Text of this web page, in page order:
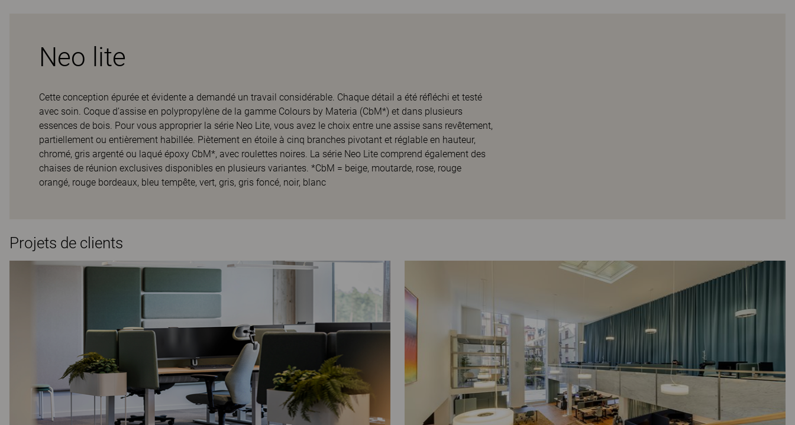
Neo lite
Cette conception épurée et évidente a demandé un travail considérable. Chaque détail a été réfléchi et testé
avec soin. Coque d’assise en polypropylène de la gamme Colours by Materia (CbM*) et dans plusieurs
essences de bois. Pour vous approprier la série Neo Lite, vous avez le choix entre une assise sans revêtement,
partiellement ou entièrement habillée. Piètement en étoile à cinq branches pivotant et réglable en hauteur,
chromé, gris argenté ou laqué époxy CbM*, avec roulettes noires. La série Neo Lite comprend également des
chaises de réunion exclusives disponibles en plusieurs variantes. *CbM = beige, moutarde, rose, rouge
orangé, rouge bordeaux, bleu tempête, vert, gris, gris foncé, noir, blanc
Projets de clients